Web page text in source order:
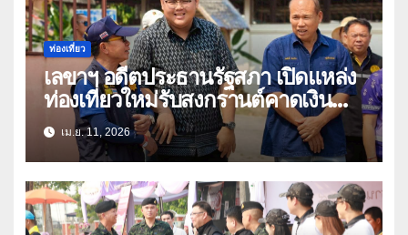
ท่องเที่ยว
เลขาฯ อดีตประธานรัฐสภา เปิดแหล่ง
ท่องเที่ยวใหม่รับสงกรานต์คาดเงิน
สะพัดหลายล้าน
เม.ย. 11, 2026